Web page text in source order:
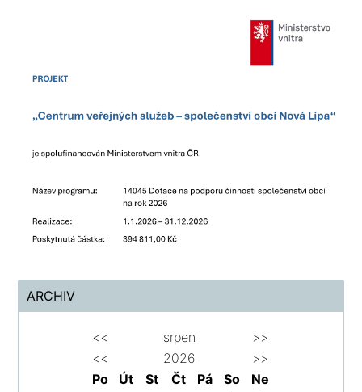
ARCHIV
<< srpen
>>
<<
2026
>>
Po
Út St Čt Pá So
Ne